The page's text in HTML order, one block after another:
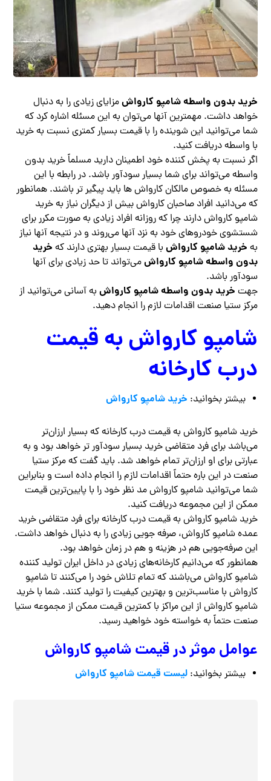
خرید بدون واسطه شامپو کارواشمزایای زیادی را به دنبال
خواهد داشت. مهمترین آنها می‌توان به این مسئله اشاره کرد که
شما می‌توانید این شوینده را با قیمت بسیار کمتری نسبت به خرید
با واسطه دریافت کنید.
اگر نسبت به پخش کننده خود اطمینان دارید مسلماً خرید بدون
واسطه می‌تواند برای شما بسیار سودآور باشد. در رابطه با این
مسئله به خصوص مالکان کارواش ها باید پیگیر تر باشند. همانطور
که می‌دانید افراد صاحبان کارواش بیش از دیگران نیاز به خرید
شامپو کارواش دارند چرا که روزانه افراد زیادی به صورت مکرر برای
شستشوی خودروهای خود به نزد آنها می‌روند و در نتیجه آنها نیاز
به خرید شامپو کارواش با قیمت بسیار بهتری دارند که خرید
بدون واسطه شامپو کارواشمی‌تواند تا حد زیادی برای آنها
سودآور باشد.
جهت خرید بدون واسطه شامپو کارواش به آسانی می‌توانید از
مرکز ستیا صنعت اقدامات لازم را انجام دهید.
شامپو کارواش به قیمت
درب کارخانه
بیشتر بخوانید: خرید شامپو کارواش
خرید شامپو کارواش به قیمت درب کارخانه که بسیار ارزان‌تر
می‌باشد برای فرد متقاضی خرید بسیار سودآور تر خواهد بود و به
عبارتی برای او ارزان‌تر تمام خواهد شد. باید گفت که مرکز ستیا
صنعت در این باره حتماً اقدامات لازم را انجام داده است و بنابراین
شما می‌توانید شامپو کارواش مد نظر خود را با پایین‌ترین قیمت
ممکن از این مجموعه دریافت کنید.
خرید شامپو کارواش به قیمت درب کارخانه برای فرد متقاضی خرید
عمده شامپو کارواش، صرفه جویی زیادی را به دنبال خواهد داشت.
این صرفه‌جویی هم در هزینه و هم در زمان خواهد بود.
همانطور که می‌دانیم کارخانه‌های زیادی در داخل ایران تولید کننده
شامپو کارواش می‌باشند که تمام تلاش خود را می‌کنند تا شامپو
کارواش با مناسب‌ترین و بهترین کیفیت را تولید کنند. شما با خرید
شامپو کارواش از این مراکز با کمترین قیمت ممکن از مجموعه ستیا
صنعت حتماً به خواسته خود خواهید رسید.
عوامل موثر در قیمت شامپو کارواش
بیشتر بخوانید: لیست قیمت شامپو کارواش